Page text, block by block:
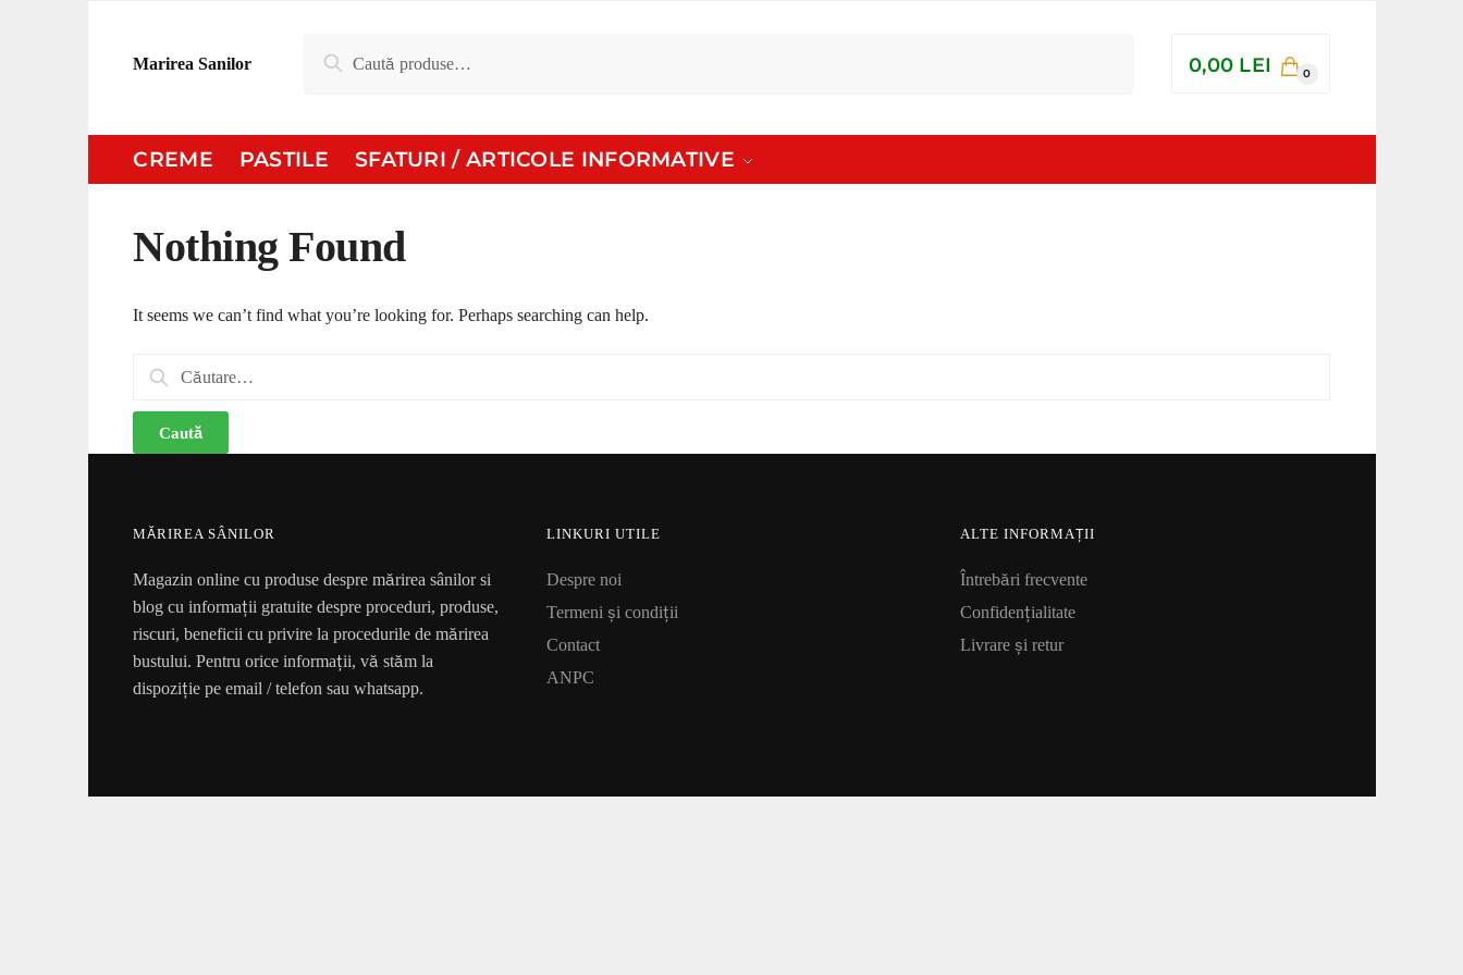
navigation
contentMarirea Sanilor
după:
Caută 0,00 LEI 0
CREME PASTILE SFATURI / ARTICOLE INFORMATIVE
Nothing Found
It seems we can’t find what you’re looking for. Perhaps searching can help.
Caută
MĂRIREA SÂNILOR
Magazin online cu produse despre mărirea sânilor si
blog cu informații gratuite despre proceduri, produse,
riscuri, beneficii cu privire la procedurile de mărirea
bustului. Pentru orice informații, vă stăm la
dispoziție pe email / telefon sau whatsapp.
LINKURI UTILE
Despre noi
Termeni și condiții
Contact
ANPC
ALTE INFORMAȚII
Întrebări frecvente
Confidențialitate
Livrare și retur